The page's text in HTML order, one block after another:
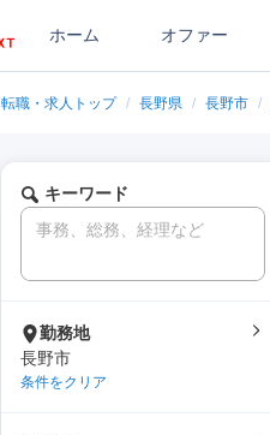
ホーム オファー
転職・求人トップ / 長野県 / 長野市 /
キーワード
勤務地
長野市
条件をクリア